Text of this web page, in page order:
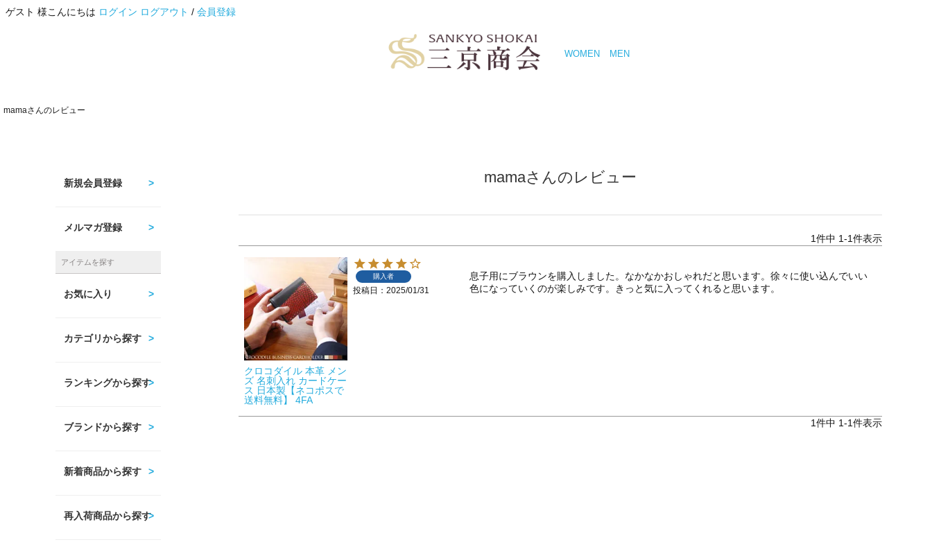
ゲスト 様こんにちは ログイン ログアウト / 会員登録
WOMEN MEN
mamaさんのレビュー
新規会員登録
メルマガ登録
アイテムを探す
お気に入り
カテゴリから探す
ランキングから探す
ブランドから探す
新着商品から探す
再入荷商品から探す
mamaさんのレビュー
1件中 1-1件表示
クロコダイル 本革 メン
ズ 名刺入れ カードケー
ス 日本製【ネコポスで
送料無料】 4FA
購入者
投稿日 2025/01/31
息子用にブラウンを購入しました。なかなかおしゃれだと思います。徐々に使い込んでいい
色になっていくのが楽しみです。きっと気に入ってくれると思います。
1件中 1-1件表示